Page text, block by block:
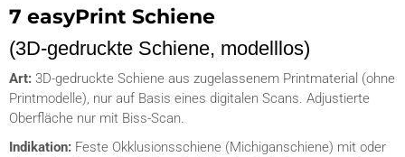
7 easyPrint Schiene
(3D-gedruckte Schiene, modelllos)
Art: 3D-gedruckte Schiene aus zugelassenem Printmaterial (ohne
Printmodelle), nur auf Basis eines digitalen Scans. Adjustierte
Oberfläche nur mit Biss-Scan.
Indikation: Feste Okklusionsschiene (Michiganschiene) mit oder